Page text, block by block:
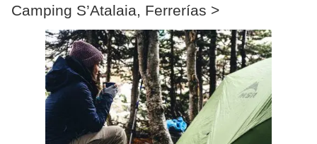
Camping S’Atalaia, Ferrerías >